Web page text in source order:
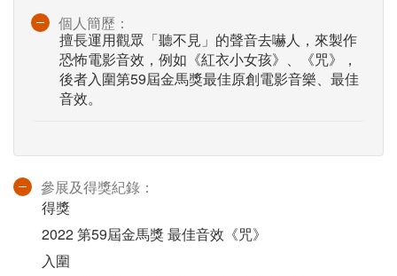
個人簡歷：
擅長運用觀眾「聽不見」的聲音去嚇人，來製作
恐怖電影音效，例如《紅衣小女孩》、《咒》，
後者入圍第59屆金馬獎最佳原創電影音樂、最佳
音效。
參展及得獎紀錄：
得獎
2022 第59屆金馬獎 最佳音效《咒》
入圍